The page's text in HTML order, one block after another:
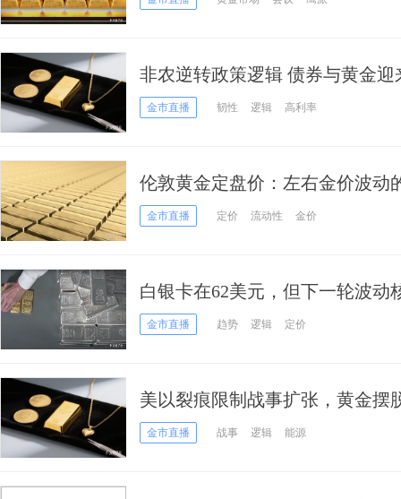
非农逆转政策逻辑 债券与黄金迎
金市直播 韧性 逻辑 高利率
伦敦黄金定盘价：左右金价波动
金市直播 定价 流动性 金价
白银卡在62美元，但下一轮波动
金市直播 趋势 逻辑 定价
美以裂痕限制战事扩张，黄金摆
金市直播 战事 逻辑 能源